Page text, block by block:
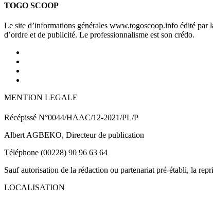
TOGO SCOOP
Le site d’informations générales www.togoscoop.info édité
d’ordre et de publicité. Le professionnalisme est son crédo.
MENTION LEGALE
Récépissé N°0044/HAAC/12-2021/PL/P
Albert AGBEKO, Directeur de publication
Téléphone (00228) 90 96 63 64
Sauf autorisation de la rédaction ou partenariat pré-établi, la
LOCALISATION